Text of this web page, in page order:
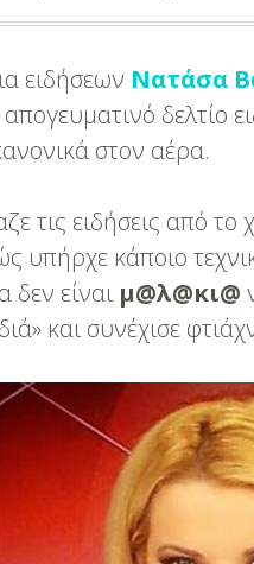
ειδήσεων Νατάσα
δελτίο
στον αέρα.
τις ειδήσεις από
υπήρχε κάποιο
είναι μ@λ@κι@
και συνέχισε